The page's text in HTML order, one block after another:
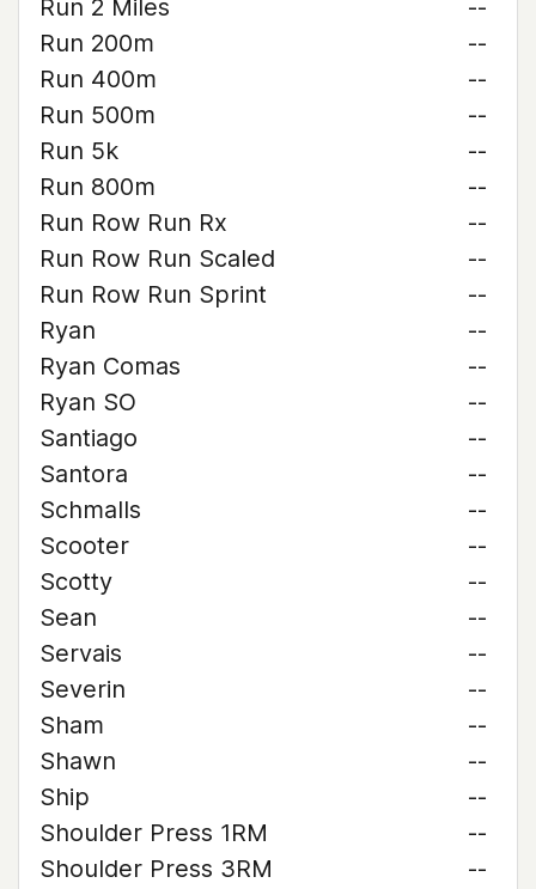
Run 2 Miles
--
Run 200m
--
Run 400m
--
Run 500m
--
Run 5k
--
Run 800m
--
Run Row Run Rx
--
Run Row Run Scaled
--
Run Row Run Sprint
--
Ryan
--
Ryan Comas
--
Ryan SO
--
Santiago
--
Santora
--
Schmalls
--
Scooter
--
Scotty
--
Sean
--
Servais
--
Severin
--
Sham
--
Shawn
--
Ship
--
Shoulder Press 1RM
--
Shoulder Press 3RM
--